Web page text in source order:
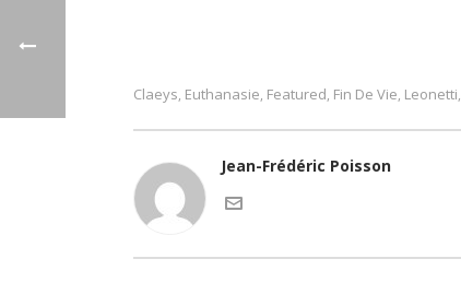
Claeys, Euthanasie, Featured, Fin De Vie, Leonetti,
Jean-Frédéric Poisson